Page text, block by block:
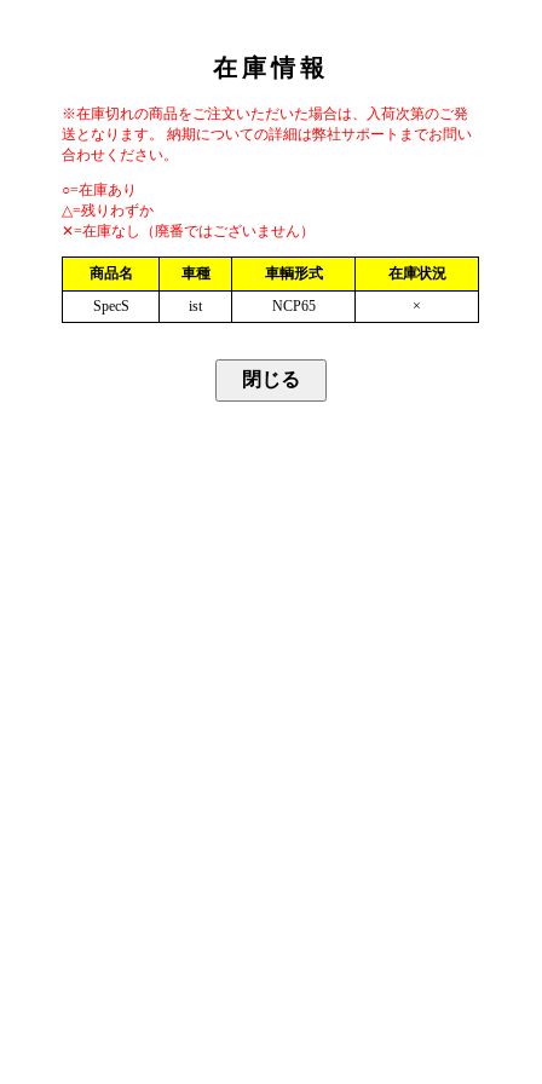
在庫情報
※在庫切れの商品をご注文いただいた場合は、入荷次第のご発
送となります。 納期についての詳細は弊社サポートまでお問い
合わせください。
○=在庫あり
△=残りわずか
✕=在庫なし（廃番ではございません）
商品名 車種 車輌形式
在庫状況
SpecS
ist NCP65 ×